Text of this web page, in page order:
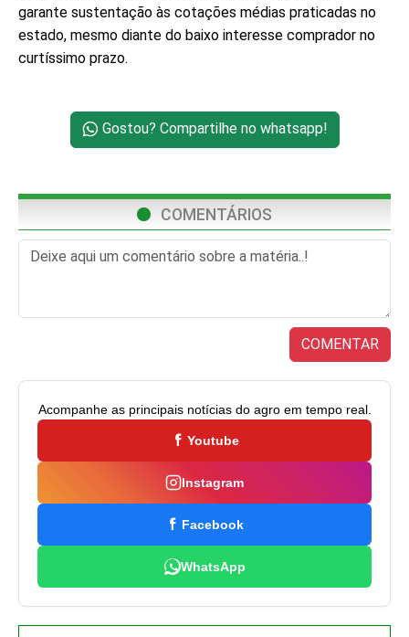
garante sustentação às cotações médias praticadas no
estado, mesmo diante do baixo interesse comprador no
curtíssimo prazo.
Gostou? Compartilhe no whatsapp!
COMENTÁRIOS
COMENTAR
Acompanhe as principais notícias do agro em tempo real.
Youtube
Instagram
Facebook
WhatsApp